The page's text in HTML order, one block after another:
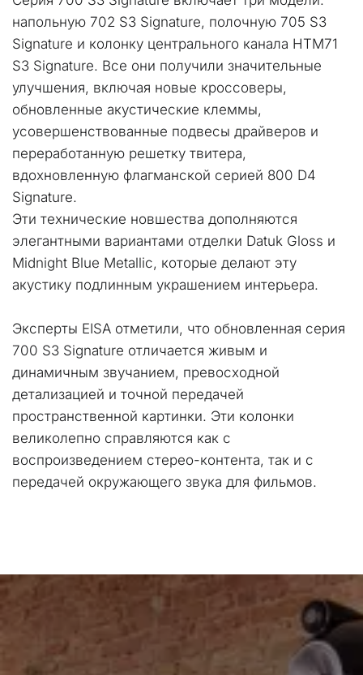
напольную 702 S3 Signature, полочную 705 S3
Signature и колонку центрального канала HTM71
S3 Signature. Все они получили значительные
улучшения, включая новые кроссоверы,
обновленные акустические клеммы,
усовершенствованные подвесы драйверов и
переработанную решетку твитера,
вдохновленную флагманской серией 800 D4
Signature.
Эти технические новшества дополняются
элегантными вариантами отделки Datuk Gloss и
Midnight Blue Metallic, которые делают эту
акустику подлинным украшением интерьера.
Эксперты EISA отметили, что обновленная серия
700 S3 Signature отличается живым и
динамичным звучанием, превосходной
детализацией и точной передачей
пространственной картинки. Эти колонки
великолепно справляются как с
воспроизведением стерео-контента, так и с
передачей окружающего звука для фильмов.